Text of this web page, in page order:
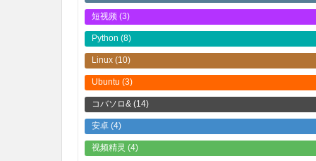
短视频 (3)
Python (8)
Linux (10)
Ubuntu (3)
コバソロ& (14)
安卓 (4)
视频精灵 (4)